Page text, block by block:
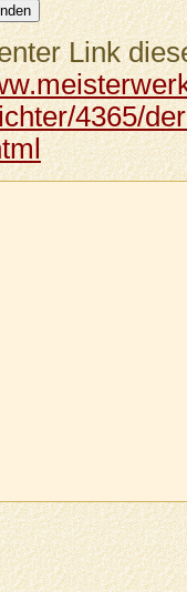
Link
4365/